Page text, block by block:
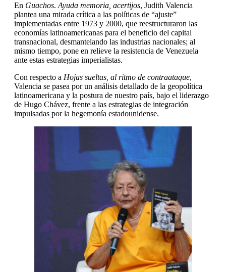
En Guachos. Ayuda memoria, acertijos, Judith Valencia
plantea una mirada crítica a las políticas de “ajuste”
implementadas entre 1973 y 2000, que reestructuraron las
economías latinoamericanas para el beneficio del capital
transnacional, desmantelando las industrias nacionales; al
mismo tiempo, pone en relieve la resistencia de Venezuela
ante estas estrategias imperialistas.
Con respecto a Hojas sueltas, al ritmo de contraataque,
Valencia se pasea por un análisis detallado de la geopolítica
latinoamericana y la postura de nuestro país, bajo el liderazgo
de Hugo Chávez, frente a las estrategias de integración
impulsadas por la hegemonía estadounidense.